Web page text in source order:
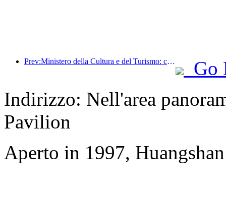
Prev:Ministero della Cultura e del Turismo: concentrarsi sia sull'offerta che sulla domanda per orientare le attività di consumo e i viaggi culturali e turistici.
Go
Indirizzo: Nell'area
Pavilion
Aperto in 1997,